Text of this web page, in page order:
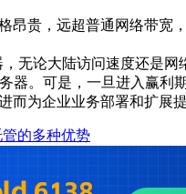
贵，远超普通网络带宽
论大陆访问速度还是网
器。可是，一旦进入赢
而为企业业务部署和扩展
的多种优势